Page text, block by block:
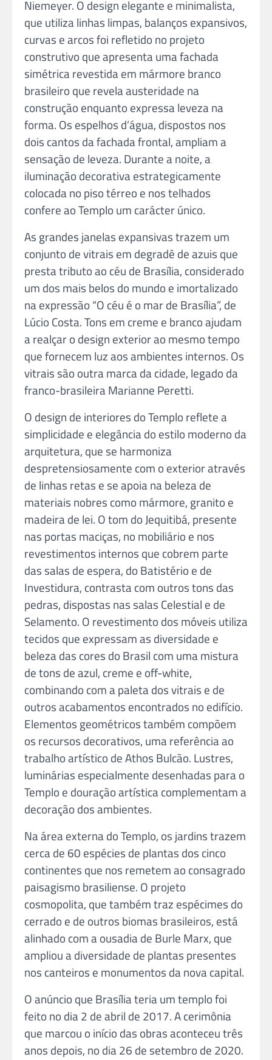
Niemeyer. O design elegante e minimalista,
que utiliza linhas limpas, balanços expansivos,
curvas e arcos foi refletido no projeto
construtivo que apresenta uma fachada
simétrica revestida em mármore branco
brasileiro que revela austeridade na
construção enquanto expressa leveza na
forma. Os espelhos d’água, dispostos nos
dois cantos da fachada frontal, ampliam a
sensação de leveza. Durante a noite, a
iluminação decorativa estrategicamente
colocada no piso térreo e nos telhados
confere ao Templo um carácter único.
As grandes janelas expansivas trazem um
conjunto de vitrais em degradê de azuis que
presta tributo ao céu de Brasília, considerado
um dos mais belos do mundo e imortalizado
na expressão “O céu é o mar de Brasília”, de
Lúcio Costa. Tons em creme e branco ajudam
a realçar o design exterior ao mesmo tempo
que fornecem luz aos ambientes internos. Os
vitrais são outra marca da cidade, legado da
franco-brasileira Marianne Peretti.
O design de interiores do Templo reflete a
simplicidade e elegância do estilo moderno da
arquitetura, que se harmoniza
despretensiosamente com o exterior através
de linhas retas e se apoia na beleza de
materiais nobres como mármore, granito e
madeira de lei. O tom do Jequitibá, presente
nas portas maciças, no mobiliário e nos
revestimentos internos que cobrem parte
das salas de espera, do Batistério e de
Investidura, contrasta com outros tons das
pedras, dispostas nas salas Celestial e de
Selamento. O revestimento dos móveis utiliza
tecidos que expressam as diversidade e
beleza das cores do Brasil com uma mistura
de tons de azul, creme e off-white,
combinando com a paleta dos vitrais e de
outros acabamentos encontrados no edifício.
Elementos geométricos também compõem
os recursos decorativos, uma referência ao
trabalho artístico de Athos Bulcão. Lustres,
luminárias especialmente desenhadas para o
Templo e douração artística complementam a
decoração dos ambientes.
Na área externa do Templo, os jardins trazem
cerca de 60 espécies de plantas dos cinco
continentes que nos remetem ao consagrado
paisagismo brasiliense. O projeto
cosmopolita, que também traz espécimes do
cerrado e de outros biomas brasileiros, está
alinhado com a ousadia de Burle Marx, que
ampliou a diversidade de plantas presentes
nos canteiros e monumentos da nova capital.
O anúncio que Brasília teria um templo foi
feito no dia 2 de abril de 2017. A cerimônia
que marcou o início das obras aconteceu três
anos depois, no dia 26 de setembro de 2020.